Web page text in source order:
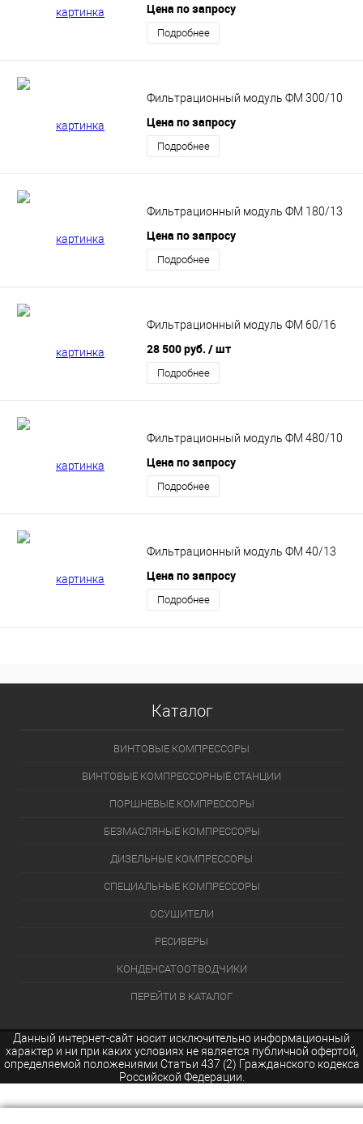
Цена по запросу
Подробнее
Фильтрационный модуль ФМ 300/10
Цена по запросу
Подробнее
Фильтрационный модуль ФМ 180/13
Цена по запросу
Подробнее
Фильтрационный модуль ФМ 60/16
28 500 руб. / шт
Подробнее
Фильтрационный модуль ФМ 480/10
Цена по запросу
Подробнее
Фильтрационный модуль ФМ 40/13
Цена по запросу
Подробнее
Каталог
ВИНТОВЫЕ КОМПРЕССОРЫ
ВИНТОВЫЕ КОМПРЕССОРНЫЕ СТАНЦИИ
ПОРШНЕВЫЕ КОМПРЕССОРЫ
БЕЗМАСЛЯНЫЕ КОМПРЕССОРЫ
ДИЗЕЛЬНЫЕ КОМПРЕССОРЫ
СПЕЦИАЛЬНЫЕ КОМПРЕССОРЫ
ОСУШИТЕЛИ
РЕСИВЕРЫ
КОНДЕНСАТООТВОДЧИКИ
ПЕРЕЙТИ В КАТАЛОГ
Данный интернет-сайт носит исключительно информационный
характер и ни при каких условиях не является публичной офертой,
определяемой положениями Статьи 437 (2) Гражданского кодекса
Российской Федерации.